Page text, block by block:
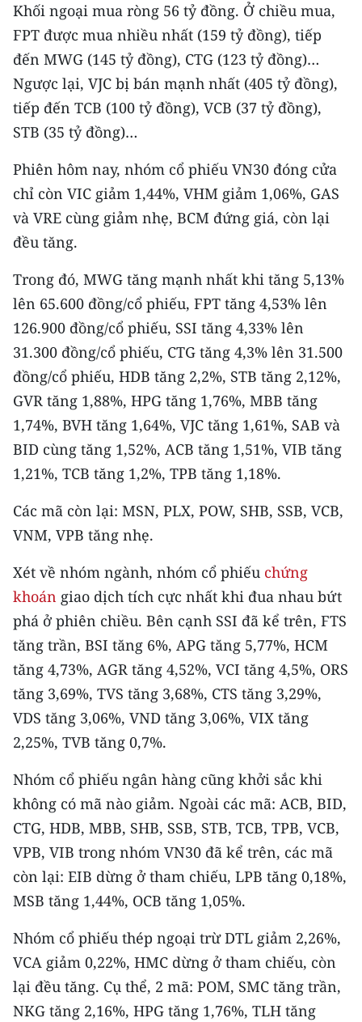
CHƯƠNG TRÌNH OCOP - MỖI XÃ
MỘT SẢN PHẨM
RADIO
MEDIA CENTER
E-Magazine
Video
Media Chính trị
Media Kinh tế
Media Văn hóa
Media Xã hội
Media Pháp luật
Media Du lịch
Media Thế giới
Media Giáo dục
Media Y tế
Media Khoa học - Công nghệ
Media Môi trường
Ảnh
Infographic
TIN ĐỊA PHƯƠNG
Trung du và miền núi phía Bắc
Đồng bằng sông Hồng
Bắc Trung Bộ
Duyên hải Nam Trung Bộ và Tây
Nguyên
Đông Nam Bộ
Khối ngoại mua ròng 56 tỷ đồng. Ở chiều mua,
FPT được mua nhiều nhất (159 tỷ đồng), tiếp
đến MWG (145 tỷ đồng), CTG (123 tỷ đồng)…
Ngược lại, VJC bị bán mạnh nhất (405 tỷ đồng),
tiếp đến TCB (100 tỷ đồng), VCB (37 tỷ đồng),
STB (35 tỷ đồng)…
Phiên hôm nay, nhóm cổ phiếu VN30 đóng cửa
chỉ còn VIC giảm 1,44%, VHM giảm 1,06%, GAS
và VRE cùng giảm nhẹ, BCM đứng giá, còn lại
đều tăng.
Trong đó, MWG tăng mạnh nhất khi tăng 5,13%
lên 65.600 đồng/cổ phiếu, FPT tăng 4,53% lên
126.900 đồng/cổ phiếu, SSI tăng 4,33% lên
31.300 đồng/cổ phiếu, CTG tăng 4,3% lên 31.500
đồng/cổ phiếu, HDB tăng 2,2%, STB tăng 2,12%,
GVR tăng 1,88%, HPG tăng 1,76%, MBB tăng
1,74%, BVH tăng 1,64%, VJC tăng 1,61%, SAB và
BID cùng tăng 1,52%, ACB tăng 1,51%, VIB tăng
1,21%, TCB tăng 1,2%, TPB tăng 1,18%.
Các mã còn lại: MSN, PLX, POW, SHB, SSB, VCB,
VNM, VPB tăng nhẹ.
Xét về nhóm ngành, nhóm cổ phiếu chứng
khoán giao dịch tích cực nhất khi đua nhau bứt
phá ở phiên chiều. Bên cạnh SSI đã kể trên, FTS
tăng trần, BSI tăng 6%, APG tăng 5,77%, HCM
tăng 4,73%, AGR tăng 4,52%, VCI tăng 4,5%, ORS
tăng 3,69%, TVS tăng 3,68%, CTS tăng 3,29%,
VDS tăng 3,06%, VND tăng 3,06%, VIX tăng
2,25%, TVB tăng 0,7%.
Nhóm cổ phiếu ngân hàng cũng khởi sắc khi
không có mã nào giảm. Ngoài các mã: ACB, BID,
CTG, HDB, MBB, SHB, SSB, STB, TCB, TPB, VCB,
VPB, VIB trong nhóm VN30 đã kể trên, các mã
còn lại: EIB dừng ở tham chiếu, LPB tăng 0,18%,
MSB tăng 1,44%, OCB tăng 1,05%.
Nhóm cổ phiếu thép ngoại trừ DTL giảm 2,26%,
VCA giảm 0,22%, HMC dừng ở tham chiếu, còn
lại đều tăng. Cụ thể, 2 mã: POM, SMC tăng trần,
NKG tăng 2,16%, HPG tăng 1,76%, TLH tăng